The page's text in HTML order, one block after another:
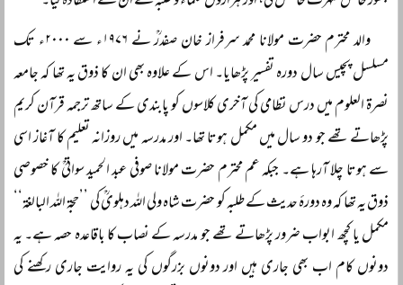
والد محترم حضرت مولانا محمد سرفراز خان صفدرؒ نے ۱۹۷۶ء سے ۲۰۰۰ء تک
مسلسل پچیس سال دورہ تفسیر پڑھایا۔ اس کے علاوہ بھی ان کا ذوق یہ تھا کہ جامعہ
نصرۃ العلوم میں درس نظامی کی آخری کلاسوں کو پابندی کے ساتھ ترجمہ قرآن کریم
پڑھاتے تھے جو دو سال میں مکمل ہوتا تھا۔ اور مدرسہ میں روزانہ تعلیم کا آغاز اسی
سے ہوتا چلا آرہا ہے۔ جبکہ عم محترم حضرت مولانا صوفی عبد الحمید سواتیؒ کا خصوصی
ذوق یہ تھا کہ وہ دورۂ حدیث کے طلبہ کو حضرت شاہ ولی اللہ دہلویؒ کی ’’حجۃ اللہ البالغۃ‘‘
مکمل یا کچھ ابواب ضرور پڑھاتے تھے جو مدرسہ کے نصاب کا باقاعدہ حصہ ہے۔ یہ
دونوں کام اب بھی جاری ہیں اور دونوں بزرگوں کی یہ روایت جاری رکھنے کی